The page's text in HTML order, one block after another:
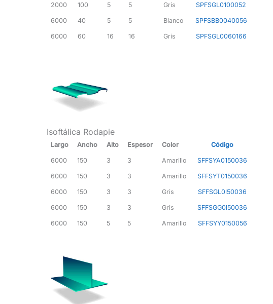
2000 100 5 5 Gris SPFSGL0100052
6000 40 5 5 Blanco SPFSBB0040056
6000 60 16 16 Gris SPFSGL0060166
Isoftálica Rodapie
Largo Ancho Alto Espesor Color Código
6000 150 3 3 Amarillo SFFSYA0150036
6000 150 3 3 Amarillo SFFSYT0150036
6000 150 3 3 Gris SFFSGL0l50036
6000 150 3 3 Gris SFFSGG0l50036
6000 150 5 5 Amarillo SFFSYY0150056